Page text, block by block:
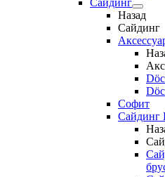
Сайдинг
Назад
Сайдинг
Софит
Сайдинг